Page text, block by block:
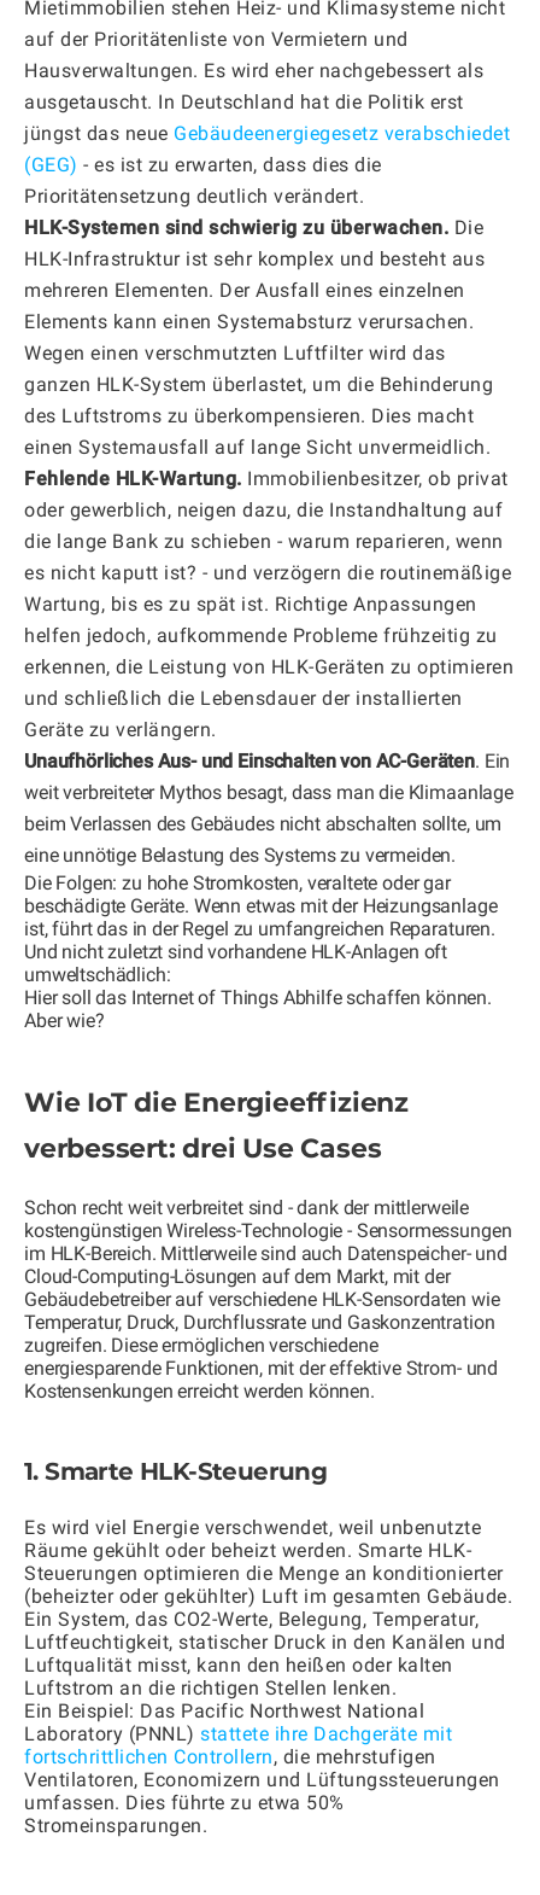
Mietimmobilien stehen Heiz- und Klimasysteme nicht
auf der Prioritätenliste von Vermietern und
Hausverwaltungen. Es wird eher nachgebessert als
ausgetauscht. In Deutschland hat die Politik erst
jüngst das neue Gebäudeenergiegesetz verabschiedet
(GEG) - es ist zu erwarten, dass dies die
Prioritätensetzung deutlich verändert.
HLK-Systemen sind schwierig zu überwachen. Die
HLK-Infrastruktur ist sehr komplex und besteht aus
mehreren Elementen. Der Ausfall eines einzelnen
Elements kann einen Systemabsturz verursachen.
Wegen einen verschmutzten Luftfilter wird das
ganzen HLK-System überlastet, um die Behinderung
des Luftstroms zu überkompensieren. Dies macht
einen Systemausfall auf lange Sicht unvermeidlich.
Fehlende HLK-Wartung. Immobilienbesitzer, ob privat
oder gewerblich, neigen dazu, die Instandhaltung auf
die lange Bank zu schieben - warum reparieren, wenn
es nicht kaputt ist? - und verzögern die routinemäßige
Wartung, bis es zu spät ist. Richtige Anpassungen
helfen jedoch, aufkommende Probleme frühzeitig zu
erkennen, die Leistung von HLK-Geräten zu optimieren
und schließlich die Lebensdauer der installierten
Geräte zu verlängern.
Unaufhörliches Aus- und Einschalten von AC-Geräten. Ein
weit verbreiteter Mythos besagt, dass man die Klimaanlage
beim Verlassen des Gebäudes nicht abschalten sollte, um
eine unnötige Belastung des Systems zu vermeiden.
Die Folgen: zu hohe Stromkosten, veraltete oder gar
beschädigte Geräte. Wenn etwas mit der Heizungsanlage
ist, führt das in der Regel zu umfangreichen Reparaturen.
Und nicht zuletzt sind vorhandene HLK-Anlagen oft
umweltschädlich:
Hier soll das Internet of Things Abhilfe schaffen können.
Aber wie?
Wie IoT die Energieeffizienz
verbessert: drei Use Cases
Schon recht weit verbreitet sind - dank der mittlerweile
kostengünstigen Wireless-Technologie - Sensormessungen
im HLK-Bereich. Mittlerweile sind auch Datenspeicher- und
Cloud-Computing-Lösungen auf dem Markt, mit der
Gebäudebetreiber auf verschiedene HLK-Sensordaten wie
Temperatur, Druck, Durchflussrate und Gaskonzentration
zugreifen. Diese ermöglichen verschiedene
energiesparende Funktionen, mit der effektive Strom- und
Kostensenkungen erreicht werden können.
1. Smarte HLK-Steuerung
Es wird viel Energie verschwendet, weil unbenutzte
Räume gekühlt oder beheizt werden. Smarte HLK-
Steuerungen optimieren die Menge an konditionierter
(beheizter oder gekühlter) Luft im gesamten Gebäude.
Ein System, das CO2-Werte, Belegung, Temperatur,
Luftfeuchtigkeit, statischer Druck in den Kanälen und
Luftqualität misst, kann den heißen oder kalten
Luftstrom an die richtigen Stellen lenken.
Ein Beispiel: Das Pacific Northwest National
Laboratory (PNNL) stattete ihre Dachgeräte mit
fortschrittlichen Controllern, die mehrstufigen
Ventilatoren, Economizern und Lüftungssteuerungen
umfassen. Dies führte zu etwa 50%
Stromeinsparungen.